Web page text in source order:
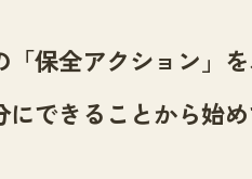
保全アクション」
にできることから始